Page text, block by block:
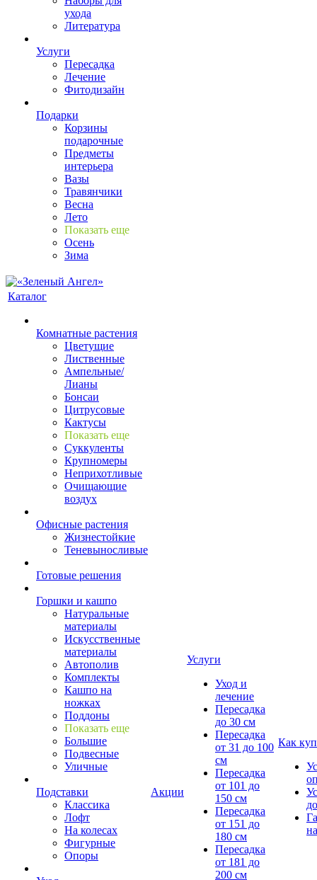
ухода
Литература
Услуги
Пересадка
Лечение
Фитодизайн
Подарки
Корзины
подарочные
Предметы
интерьера
Вазы
Травянчики
Весна
Лето
Показать еще
Осень
Зима
Каталог
Комнатные растения
Цветущие
Лиственные
Ампельные/
Лианы
Бонсаи
Цитрусовые
Кактусы
Показать еще
Суккуленты
Крупномеры
Неприхотливые
Очищающие
воздух
Офисные растения
Жизнестойкие
Теневыносливые
Готовые решения
Горшки и кашпо
Натуральные
материалы
Искусственные
материалы
Автополив
Комплекты
Кашпо на
ножках
Поддоны
Показать еще
Большие
Подвесные
Уличные
Подставки
Классика
Лофт
На колесах
Фигурные
Опоры
Акции
Услуги
Уход и
лечение
Пересадка
до 30 см
Пересадка
от 31 до 100
см
Пересадка
от 101 до
150 см
Пересадка
от 151 до
180 см
Пересадка
от 181 до
200 см
Как